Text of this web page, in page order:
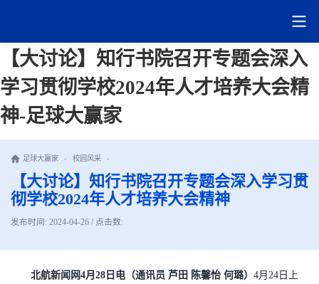
【大讨论】知行书院召开专题会深入
学习贯彻学校2024年人才培养大会精
神-足球大赢家
足球大赢家 - 校园风采 -
【大讨论】知行书院召开专题会深入学习贯
彻学校2024年人才培养大会精神
发布时间: 2024-04-26 / 点击数:
北航新闻网4月28日电（通讯员 芦田 陈馨怡 何璐） 4月24日上